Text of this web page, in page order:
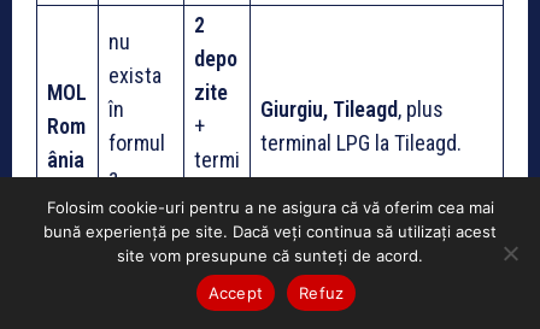
MOL
Rom
ânia
nu
exista
în
formul
a
actuală
2
depo
zite
+
termi
LPG
Giurgiu, Tileagd, plus
terminal LPG la Tileagd.
încă
Bărăganu, Călăreți,
Folosim cookie-uri pentru a ne asigura că vă oferim cea mai
bună experiență pe site. Dacă veți continua să utilizați acest
site vom presupune că sunteți de acord.
Accept
Refuz